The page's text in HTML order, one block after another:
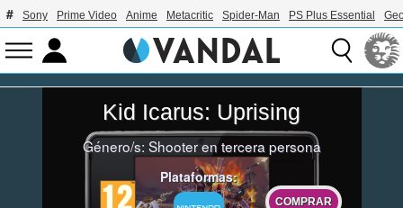
Sony Prime Video Anime Metacritic Spider-Man PS Plus Essential
Kid Icarus: Uprising
Género/s: Shooter en tercera persona
Plataformas:
COMPRAR